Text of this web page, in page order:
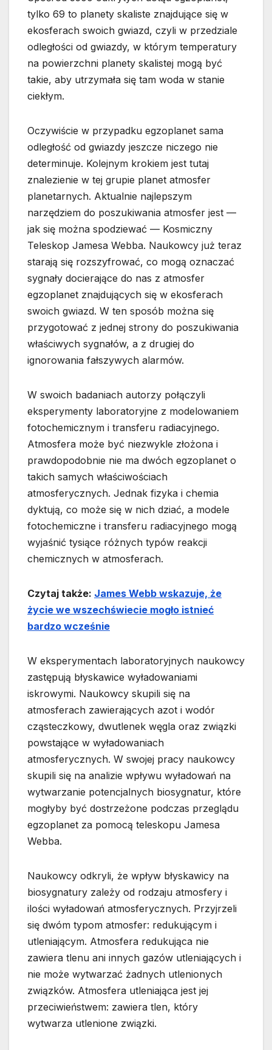
tylko 69 to planety skaliste znajdujące się w
ekosferach swoich gwiazd, czyli w przedziale
odległości od gwiazdy, w którym temperatury
na powierzchni planety skalistej mogą być
takie, aby utrzymała się tam woda w stanie
ciekłym.
Oczywiście w przypadku egzoplanet sama
odległość od gwiazdy jeszcze niczego nie
determinuje. Kolejnym krokiem jest tutaj
znalezienie w tej grupie planet atmosfer
planetarnych. Aktualnie najlepszym
narzędziem do poszukiwania atmosfer jest —
jak się można spodziewać — Kosmiczny
Teleskop Jamesa Webba. Naukowcy już teraz
starają się rozszyfrować, co mogą oznaczać
sygnały docierające do nas z atmosfer
egzoplanet znajdujących się w ekosferach
swoich gwiazd. W ten sposób można się
przygotować z jednej strony do poszukiwania
właściwych sygnałów, a z drugiej do
ignorowania fałszywych alarmów.
W swoich badaniach autorzy połączyli
eksperymenty laboratoryjne z modelowaniem
fotochemicznym i transferu radiacyjnego.
Atmosfera może być niezwykle złożona i
prawdopodobnie nie ma dwóch egzoplanet o
takich samych właściwościach
atmosferycznych. Jednak fizyka i chemia
dyktują, co może się w nich dziać, a modele
fotochemiczne i transferu radiacyjnego mogą
wyjaśnić tysiące różnych typów reakcji
chemicznych w atmosferach.
Czytaj także: James Webb wskazuje, że
życie we wszechświecie mogło istnieć
bardzo wcześnie
W eksperymentach laboratoryjnych naukowcy
zastępują błyskawice wyładowaniami
iskrowymi. Naukowcy skupili się na
atmosferach zawierających azot i wodór
cząsteczkowy, dwutlenek węgla oraz związki
powstające w wyładowaniach
atmosferycznych. W swojej pracy naukowcy
skupili się na analizie wpływu wyładowań na
wytwarzanie potencjalnych biosygnatur, które
mogłyby być dostrzeżone podczas przeglądu
egzoplanet za pomocą teleskopu Jamesa
Webba.
Naukowcy odkryli, że wpływ błyskawicy na
biosygnatury zależy od rodzaju atmosfery i
ilości wyładowań atmosferycznych. Przyjrzeli
się dwóm typom atmosfer: redukującym i
utleniającym. Atmosfera redukująca nie
zawiera tlenu ani innych gazów utleniających i
nie może wytwarzać żadnych utlenionych
związków. Atmosfera utleniająca jest jej
przeciwieństwem: zawiera tlen, który
wytwarza utlenione związki.